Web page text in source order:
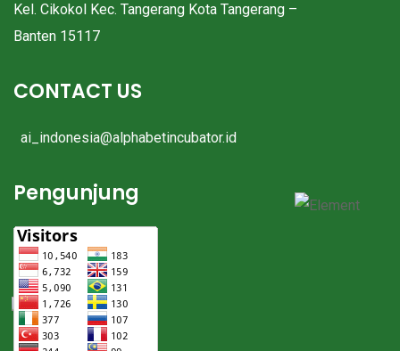
Kel. Cikokol Kec. Tangerang Kota Tangerang –
Banten 15117
CONTACT US
ai_indonesia@alphabetincubator.id
Pengunjung